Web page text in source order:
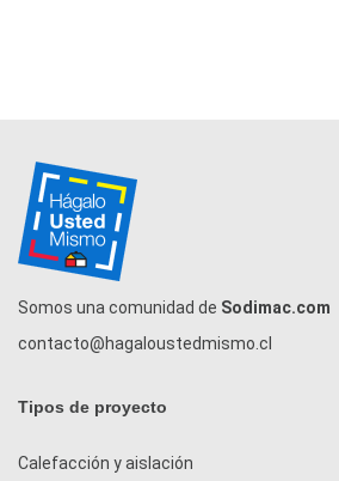
Somos una comunidad de Sodimac.com
contacto@hagaloustedmismo.cl
Tipos de proyecto
Calefacción y aislación